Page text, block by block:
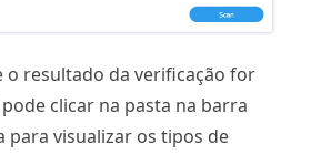
o resultado da verificação for
clicar na pasta na barra
para visualizar os tipos de